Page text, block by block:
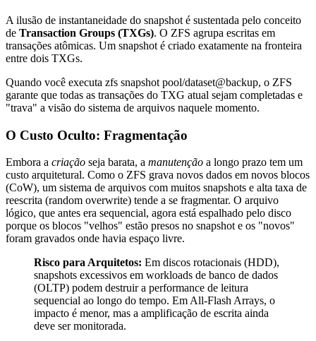
A ilusão de instantaneidade do snapshot é sustentada pelo conceito
de Transaction Groups (TXGs). O ZFS agrupa escritas em
transações atômicas. Um snapshot é criado exatamente na fronteira
entre dois TXGs.
Quando você executa zfs snapshot pool/dataset@backup, o ZFS
garante que todas as transações do TXG atual sejam completadas e
"trava" a visão do sistema de arquivos naquele momento.
O Custo Oculto: Fragmentação
Embora a criação seja barata, a manutenção a longo prazo tem um
custo arquitetural. Como o ZFS grava novos dados em novos blocos
(CoW), um sistema de arquivos com muitos snapshots e alta taxa de
reescrita (random overwrite) tende a se fragmentar. O arquivo
lógico, que antes era sequencial, agora está espalhado pelo disco
porque os blocos "velhos" estão presos no snapshot e os "novos"
foram gravados onde havia espaço livre.
Risco para Arquitetos: Em discos rotacionais (HDD),
snapshots excessivos em workloads de banco de dados
(OLTP) podem destruir a performance de leitura
sequencial ao longo do tempo. Em All-Flash Arrays, o
impacto é menor, mas a amplificação de escrita ainda
deve ser monitorada.